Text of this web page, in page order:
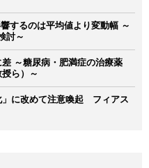
するのは平均値より変動幅 ～
討～
差 ～糖尿病・肥満症の治療薬
ら）～
」に改めて注意喚起 フィアス